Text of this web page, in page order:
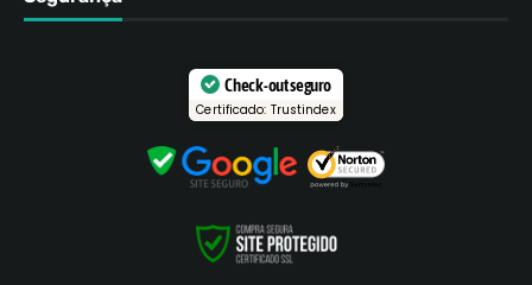
Check-out seguro
Certificado: Trustindex